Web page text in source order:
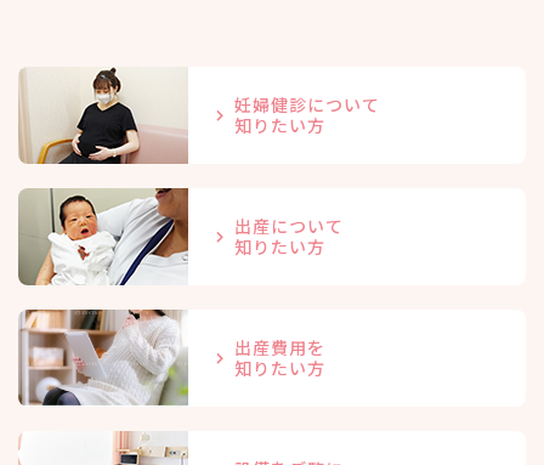
妊婦健診について
知りたい方
出産について
知りたい方
出産費用を
知りたい方